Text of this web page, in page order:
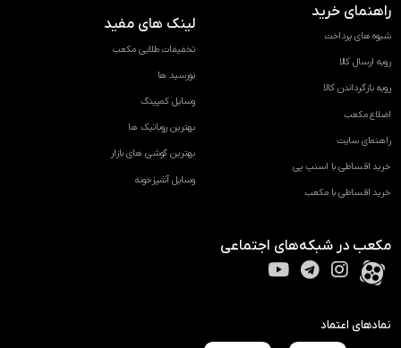
راهنمای خرید
شیوه های پرداخت
رویه ارسال کالا
رویه بازگرداندن کالا
اضلاع مکعب
راهنمای سایت
خرید اقساطی با اسنپ پی
خرید اقساطی با مکعب
لینک های مفید
تخفیفات طلایی مکعب
نورسید ها
وسایل کمپینگ
بهترین روباتیک ها
بهترین گوشی های بازار
وسایل آشپزخونه
مکعب در شبکه‌های اجتماعی
نمادهای اعتماد